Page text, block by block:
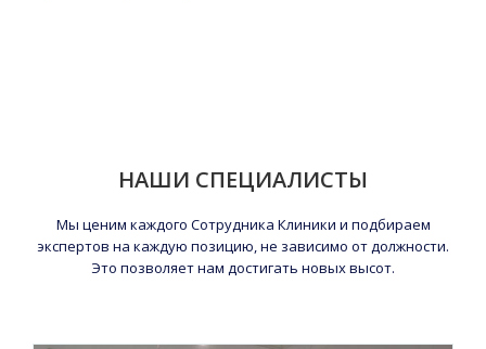
НАШИ СПЕЦИАЛИСТЫ
Мы ценим каждого Сотрудника Клиники и подбираем
экспертов на каждую позицию, не зависимо от должности.
Это позволяет нам достигать новых высот.